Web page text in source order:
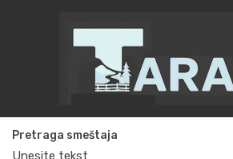
Pretraga smeštaja